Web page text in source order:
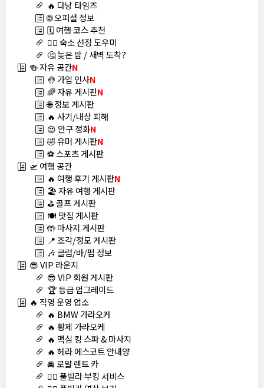
🔥 다낭 타임즈
🌐 오피셜 정보
🗓️ 여행 코스 추천
🏊‍♀️ 숙소 선정 도우미
🤔 늦은 밤 / 새벽 도착?
🍻 자유 공간N
🤚 가입 인사N
🌈 자유 게시판N
🌐 정보 게시판
🔥 사기/내상 피해
😍 안구 정화N
🤣 유머 게시판N
⚽ 스포츠 게시판
🛫 여행 공간
🔥 여행 후기 게시판N
🏖️ 자유 여행 게시판
⛳ 골프 게시판
🍽️ 맛집 게시판
🤲 마사지 게시판
📍 조각/정모 게시판
🎶 클럽/바/펍 정보
😎 VIP 라운지
😎 VIP 회원 게시판
🏆 등급 업그레이드
🔥 직영 운영 업소
🔥 BMW 가라오케
🔥 황제 가라오케
🔥 맥심 킹 스파 & 마사지
🔥 헤라 에스코트 안내양
🚘 로얄 렌트 카
🏊‍♀️ 풀빌라 부킹 서비스